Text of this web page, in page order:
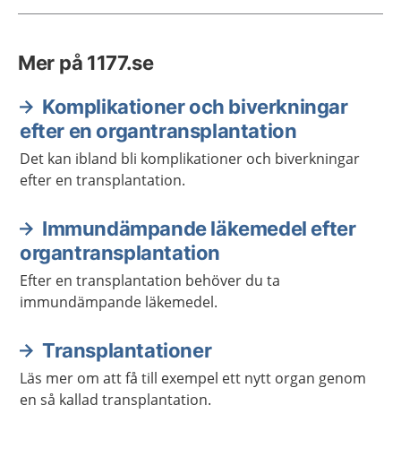
Mer på 1177.se
Komplikationer och biverkningar
efter en organtransplantation
Det kan ibland bli komplikationer och biverkningar
efter en transplantation.
Immundämpande läkemedel efter
organtransplantation
Efter en transplantation behöver du ta
immundämpande läkemedel.
Transplantationer
Läs mer om att få till exempel ett nytt organ genom
en så kallad transplantation.